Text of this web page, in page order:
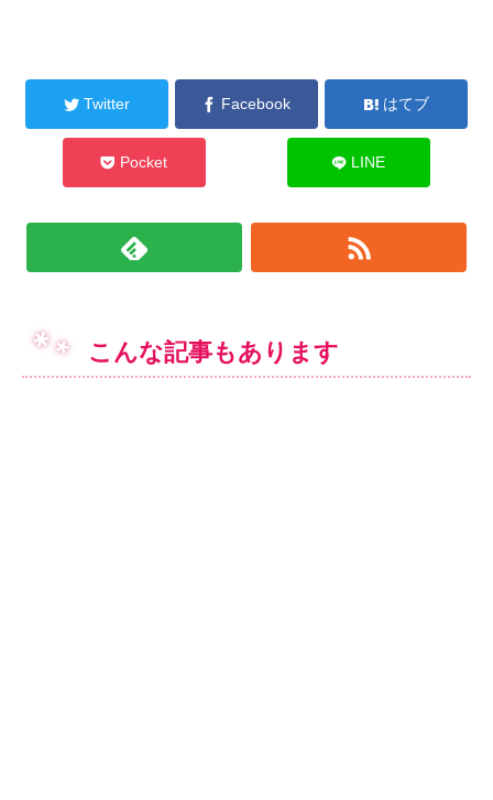
Twitter Facebook はてブ
Pocket LINE
こんな記事もあります